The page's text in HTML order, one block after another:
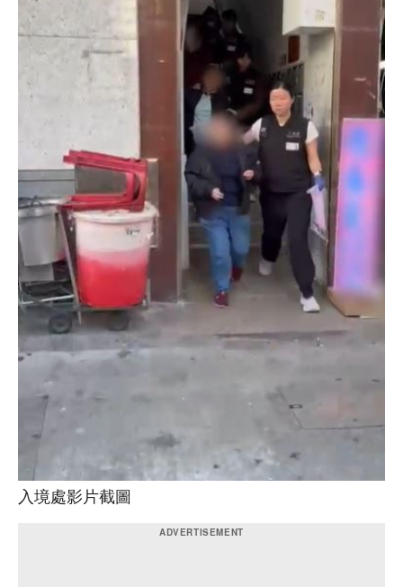
入境處影片截圖